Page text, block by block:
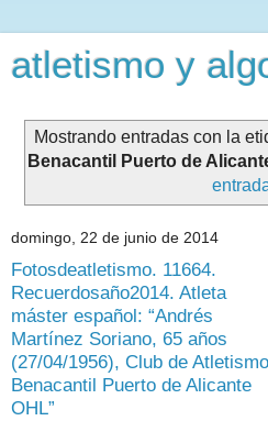
atletismo y
Mostrando entradas con la
Benacantil Puerto de
domingo, 22 de junio de 2014
Fotosdeatletismo. 11664.
Recuerdosaño2014. Atleta
máster español: “Andrés
Martínez Soriano, 65 años
(27/04/1956), Club de Atletismo
Benacantil Puerto de Alicante
OHL”